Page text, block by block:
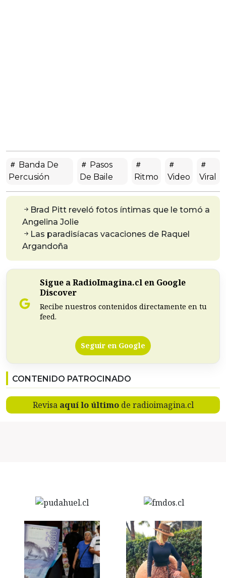
Banda De
Percusión
Pasos
De Baile
Ritmo Video Viral
Brad Pitt reveló fotos íntimas que le tomó a
Angelina Jolie
Las paradisíacas vacaciones de Raquel
Argandoña
Sigue a RadioImagina.cl en Google
Discover
Recibe nuestros contenidos directamente en tu
feed.
Seguir en Google
CONTENIDO PATROCINADO
Revisa aquí lo últimode radioimagina.cl